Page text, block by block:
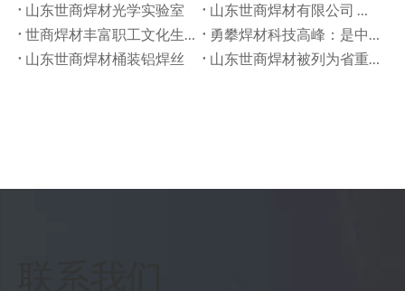
山东世商焊材光学实验室
山东世商焊材有限公司 晨会小游戏 猜丁壳大作战
世商焊材丰富职工文化生活 增强职工工作热情
勇攀焊材科技高峰：是中国商报对世商的肯定 更是每一代世商人持之以恒的信念
山东世商焊材桶装铝焊丝
山东世商焊材被列为省重点观摩企业之一